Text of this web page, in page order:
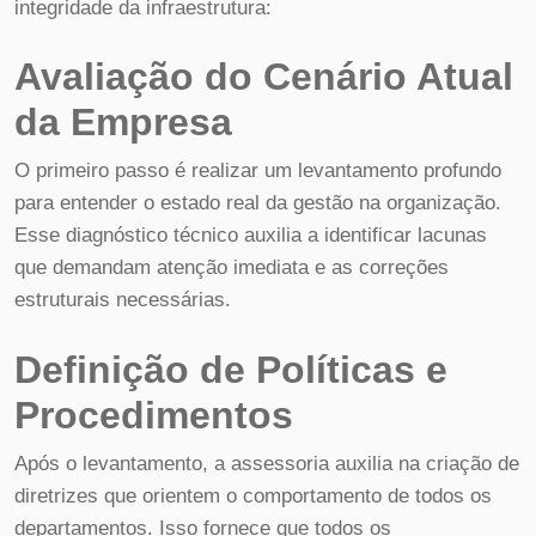
integridade da infraestrutura:
Avaliação do Cenário Atual
da Empresa
O primeiro passo é realizar um levantamento profundo
para entender o estado real da gestão na organização.
Esse diagnóstico técnico auxilia a identificar lacunas
que demandam atenção imediata e as correções
estruturais necessárias.
Definição de Políticas e
Procedimentos
Após o levantamento, a assessoria auxilia na criação de
diretrizes que orientem o comportamento de todos os
departamentos. Isso fornece que todos os